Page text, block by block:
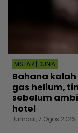
MSTAR | DUNIA
Bahana
gas helium,
sebelum
hotel
Jumaat, 7 Ogos 2026